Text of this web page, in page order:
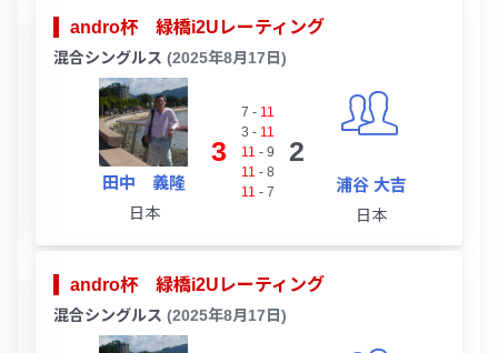
andro杯 緑橋i2Uレーティング
混合シングルス (2025年8月17日)
田中 義隆
日本
3
7 - 11
3 - 11
11 - 9
11 - 8
11 - 7
2
浦谷 大吉
日本
andro杯 緑橋i2Uレーティング
混合シングルス (2025年8月17日)